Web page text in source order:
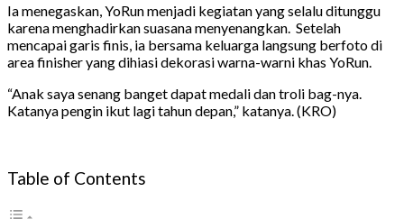
Ia menegaskan, YoRun menjadi kegiatan yang selalu ditunggu
karena menghadirkan suasana menyenangkan. Setelah
mencapai garis finis, ia bersama keluarga langsung berfoto di
area finisher yang dihiasi dekorasi warna-warni khas YoRun.
“Anak saya senang banget dapat medali dan troli bag-nya.
Katanya pengin ikut lagi tahun depan,” katanya. (KRO)
Table of Contents